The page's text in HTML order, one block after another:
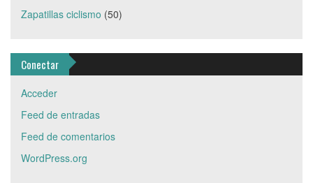
Zapatillas ciclismo (50)
Conectar
Acceder
Feed de entradas
Feed de comentarios
WordPress.org